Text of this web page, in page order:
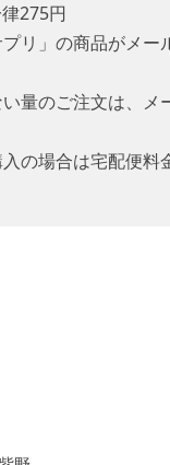
275円
リ」の商品がメー
量のご注文は、メ
の場合は宅配便料